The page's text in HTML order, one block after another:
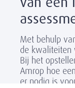
Met behulp
de kwaliteiten
Bij het
Amrop hoe
er nodig is